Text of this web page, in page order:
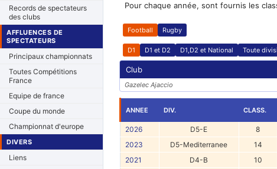
Records de spectateurs
des clubs
AFFLUENCES DE
SPECTATEURS
Principaux championnats
Toutes Compétitions
France
Equipe de france
Coupe du monde
Championnat d'europe
DIVERS
Liens
Pour chaque année, sont fournis les
Football Rugby
D1 D1 et D2 D1,D2 et National Toute
Club
Gazelec Ajaccio
ANNEE DIV. CLASS.
2026 D5-E 8
2023
D5-Mediterranee 14
2021
D4-B 10